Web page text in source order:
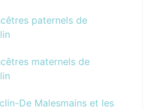
paternels de
maternels de
De Malesmains et les